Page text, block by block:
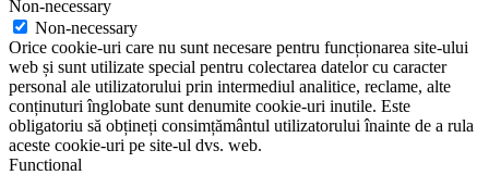
Non-necessary
Non-necessary
Orice cookie-uri care nu sunt necesare pentru funcționarea site-ului
web și sunt utilizate special pentru colectarea datelor cu caracter
personal ale utilizatorului prin intermediul analitice, reclame, alte
conținuturi înglobate sunt denumite cookie-uri inutile. Este
obligatoriu să obțineți consimțământul utilizatorului înainte de a rula
aceste cookie-uri pe site-ul dvs. web.
Functional